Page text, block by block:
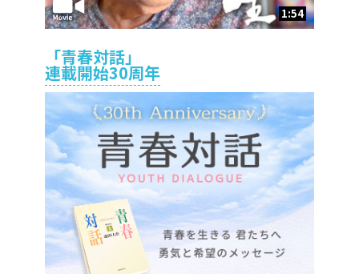
1:54
「青春対話」
連載開始30周年